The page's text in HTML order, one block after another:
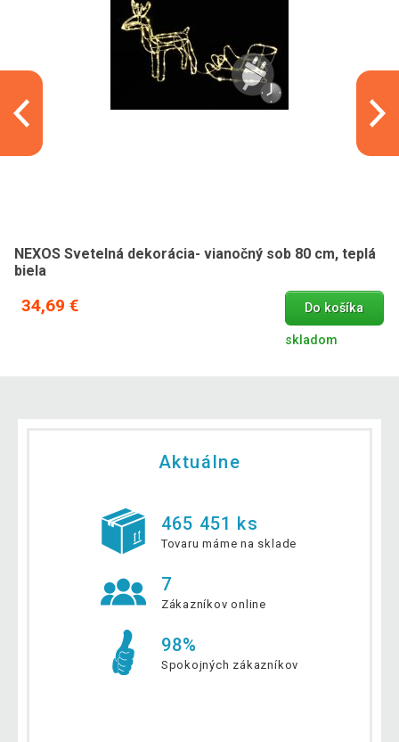
NEXOS Svetelná dekorácia- vianočný sob 80 cm, teplá
biela
34,69 € Do košíka
skladom
Aktuálne
465 451 ks
Tovaru máme na sklade
7
Zákazníkov online
98%
Spokojných zákazníkov